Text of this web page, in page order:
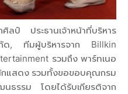
ป์ ประธานเจ้าหน้าที่บริหาร
, ทีมผู้บริหารจาก Billkin
รวมถึง พาร์ทเนอ
กแสดง รวมทั้งขอขอบคุณกรม
ธรรม โดยได้รับเกียรติจาก